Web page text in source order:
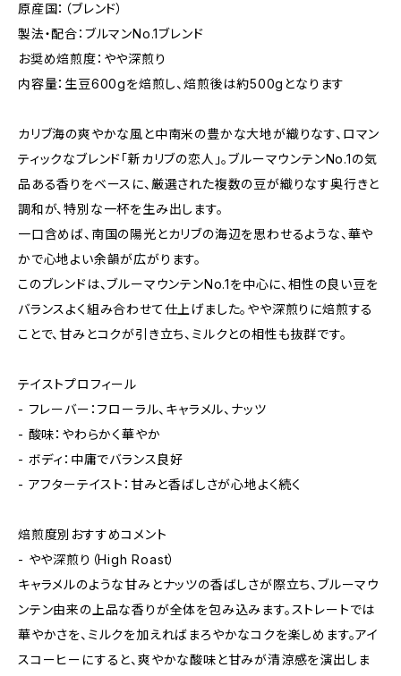
原産国：（ブレンド）
製法・配合：ブルマンNo.1ブレンド
お奨め焙煎度：やや深煎り
内容量：生豆600gを焙煎し、焙煎後は約500gとなります
カリブ海の爽やかな風と中南米の豊かな大地が織りなす、ロマン
ティックなブレンド「新カリブの恋人」。ブルーマウンテンNo.1の気
品ある香りをベースに、厳選された複数の豆が織りなす奥行きと
調和が、特別な一杯を生み出します。
一口含めば、南国の陽光とカリブの海辺を思わせるような、華や
かで心地よい余韻が広がります。
このブレンドは、ブルーマウンテンNo.1を中心に、相性の良い豆を
バランスよく組み合わせて仕上げました。やや深煎りに焙煎する
ことで、甘みとコクが引き立ち、ミルクとの相性も抜群です。
テイストプロフィール
- フレーバー：フローラル、キャラメル、ナッツ
- 酸味：やわらかく華やか
- ボディ：中庸でバランス良好
- アフターテイスト：甘みと香ばしさが心地よく続く
焙煎度別おすすめコメント
- やや深煎り（High Roast）
キャラメルのような甘みとナッツの香ばしさが際立ち、ブルーマウ
ンテン由来の上品な香りが全体を包み込みます。ストレートでは
華やかさを、ミルクを加えればまろやかなコクを楽しめます。アイ
スコーヒーにすると、爽やかな酸味と甘みが清涼感を演出しま